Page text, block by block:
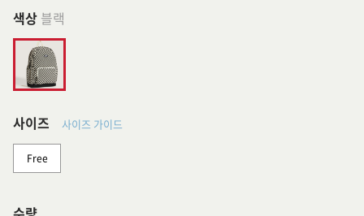
색상 블랙
사이즈 사이즈 가이드
Free